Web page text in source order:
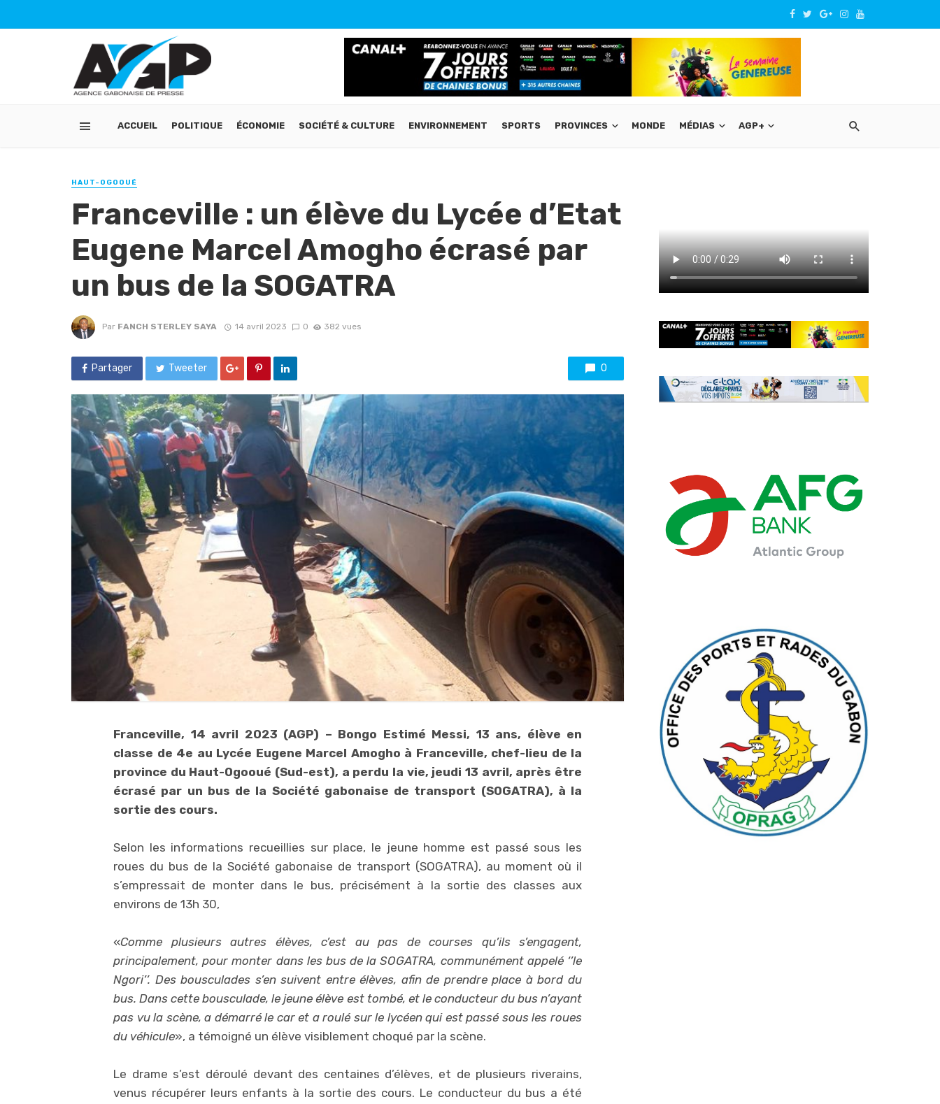
ACCUEIL POLITIQUE ÉCONOMIE SOCIÉTÉ & CULTURE ENVIRONNEMENT SPORTS PROVINCES MONDE MÉDIAS AGP+
HAUT-OGOOUÉ
Franceville : un élève du Lycée d’Etat
Eugene Marcel Amogho écrasé par
un bus de la SOGATRA
Par FANCH STERLEY SAYA 14 avril 2023 0 382 vues
Partager Tweeter 0
Franceville, 14 avril 2023 (AGP) – Bongo Estimé Messi, 13 ans, élève en
classe de 4e au Lycée Eugene Marcel Amogho à Franceville, chef-lieu de la
province du Haut-Ogooué (Sud-est), a perdu la vie, jeudi 13 avril, après être
écrasé par un bus de la Société gabonaise de transport (SOGATRA), à la
sortie des cours.
Selon les informations recueillies sur place, le jeune homme est passé sous les
roues du bus de la Société gabonaise de transport (SOGATRA), au moment où il
s’empressait de monter dans le bus, précisément à la sortie des classes aux
environs de 13h 30,
«Comme plusieurs autres élèves, c’est au pas de courses qu’ils s’engagent,
principalement, pour monter dans les bus de la SOGATRA, communément appelé ‘’le
Ngori’’. Des bousculades s’en suivent entre élèves, afin de prendre place à bord du
bus. Dans cette bousculade, le jeune élève est tombé, et le conducteur du bus n’ayant
pas vu la scène, a démarré le car et a roulé sur le lycéen qui est passé sous les roues
du véhicule», a témoigné un élève visiblement choqué par la scène.
Le drame s’est déroulé devant des centaines d’élèves, et de plusieurs riverains,
venus récupérer leurs enfants à la sortie des cours. Le conducteur du bus a été